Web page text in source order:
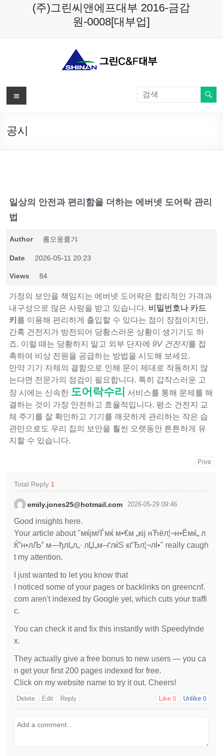
(주)그린씨앤에프대부 2016-금감
원-0008[대부업]
메
뉴
공시
일상의 안전과 편리함을 더하는 에버넷 도어락 관리
법
Author 롬오웅룸갸
Date 2026-05-11 20:23
Views 84
가정의 보안을 책임지는 에버넷 도어락은 합리적인 가격과
내구성으로 많은 사랑을 받고 있습니다. 비밀번호나 카드
키 를 이용해 편리하게 출입할 수 있다는 점이 장점이지만,
간혹 건전지가 방전되어 당황스러운 상황이 생기기도 하
죠. 이럴 때는 당황하지 말고 외부 단자에9V 건전지를 접
촉하여 비상 전원을 공급하는 방법을 시도해 보세요.
만약 기기 자체의 결함으로 인해 문이 제대로 작동하지 않
는다면 전문가의 점검이 필요합니다. 특히 갑작스러운 고
장 시에는 신속한 도어락수리
서비스를 통해 문제를 해
결하는 것이 가장 안전하고 효율적입니다. 평소 건전지 교
체 주기를 잘 확인하고 기기를 깨끗하게 관리하는 작은 습
관만으로도 우리 집의 보안을 훨씬 오랫동안 튼튼하게 유
지할 수 있습니다.
Print
Total Reply 1
emily.jones25@hotmail.com 2026-05-29 09:46
Good insights here.
Your article about "мќјмѓЃмќ м•€м „кіј нЋёл¦¬н•Ёмќ„ л
Ќ”н•лЉ” м—ђлІ„л„· лЏ„м–ґлќЅ кґЂл¦¬лІ•" really caugh
t my attention.
I just wanted to let you know that
I noticed some of your pages or backlinks on greencnf.
com aren't indexed by Google yet, which cuts your traffi
c.
You can check it and fix this instantly with SpeedyInde
x.
They actually give a free bonus to new users — you ca
n get your first 200 pages indexed for free.
Click on my website name to try it out. Cheers!
Delete Edit Reply Like 0 Unlike 0